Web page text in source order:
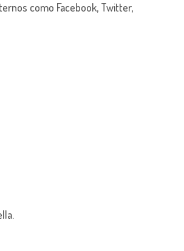
como Facebook, Twitter,